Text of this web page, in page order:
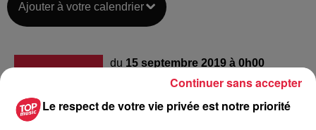
Ajouter à votre calendrier
du 15 septembre 2019 à 0h00
15 septembre 2019 à 0h00
Le respect de votre vie privée est notre priorité
Continuer sans accepter